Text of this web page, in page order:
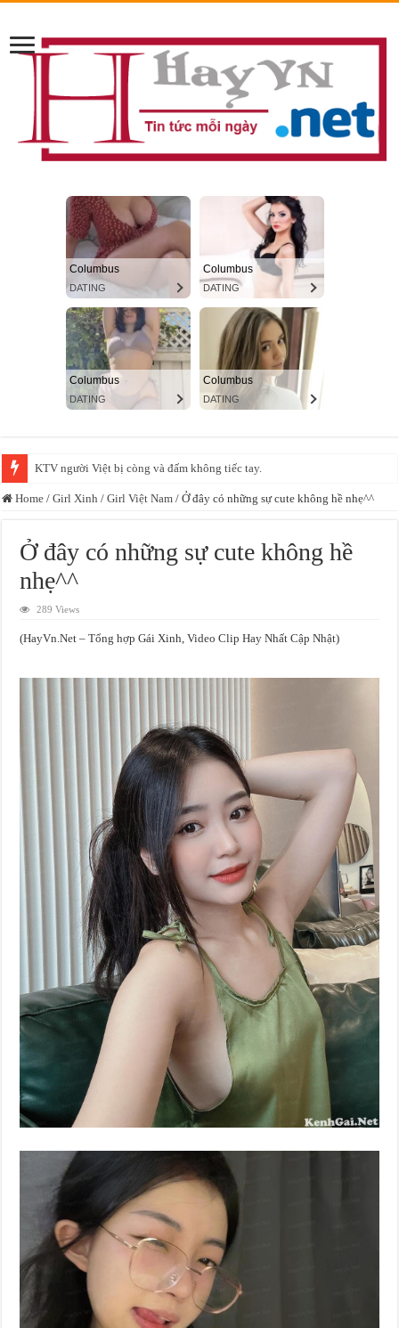
Xác minh video bảo mẫu đánh, bắn dây thun vào chân trẻ tại một cơ sở
Home / Girl Xinh / Girl Việt Nam / Ở đây có những sự cute không hề nhẹ^^
Ở đây có những sự cute không hề
nhẹ^^
289 Views
(HayVn.Net – Tổng hợp Gái Xinh, Video Clip Hay Nhất Cập Nhật)